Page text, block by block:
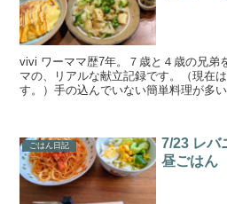
vivi ワーママ歴7年。７歳と４歳の兄弟
マの、リアルな献立記録です。（現在
す。）手の込んでいない簡単料理が多
ごはん日記
7/23 レバ
昼ごはん